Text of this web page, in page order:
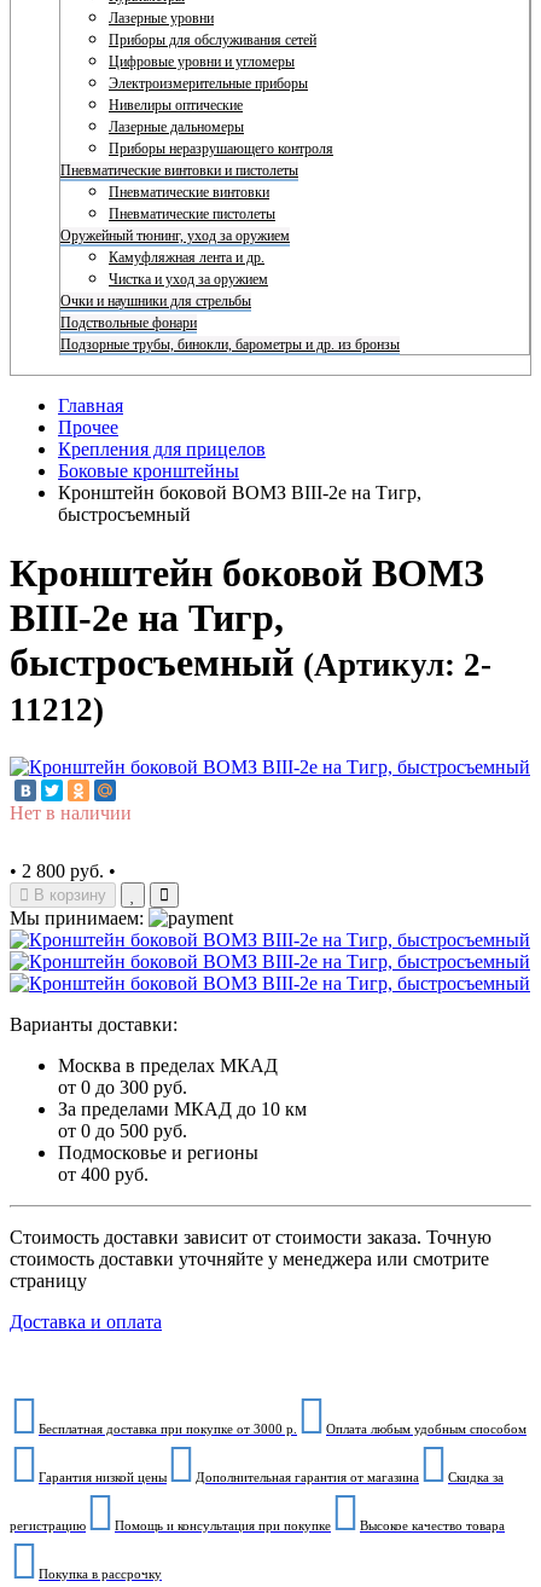
Лазерные уровни
Приборы для обслуживания сетей
Цифровые уровни и угломеры
Электроизмерительные приборы
Нивелиры оптические
Лазерные дальномеры
Приборы неразрушающего контроля
Пневматические винтовки и пистолеты
Пневматические винтовки
Пневматические пистолеты
Оружейный тюнинг, уход за оружием
Камуфляжная лента и др.
Чистка и уход за оружием
Очки и наушники для стрельбы
Подствольные фонари
Подзорные трубы, бинокли, барометры и др. из бронзы
Главная
Прочее
Крепления для прицелов
Боковые кронштейны
Кронштейн боковой ВОМЗ ВIII-2е на Тигр,
быстросъемный
Кронштейн боковой ВОМЗ
ВIII-2е на Тигр,
быстросъемный (Артикул: 2-
11212)
Нет в наличии
• 2 800 руб. •
В корзину
Мы принимаем:
Варианты доставки:
Москва в пределах МКАД
от 0 до 300 руб.
За пределами МКАД до 10 км
от 0 до 500 руб.
Подмосковье и регионы
от 400 руб.
Стоимость доставки зависит от стоимости заказа. Точную
стоимость доставки уточняйте у менеджера или смотрите
страницу
Доставка и оплата
Бесплатная доставка при покупке от 3000 р. Оплата любым удобным способом
Гарантия низкой цены Дополнительная гарантия от магазина Скидка за
регистрацию Помощь и консультация при покупке Высокое качество товара
Покупка в рассрочку